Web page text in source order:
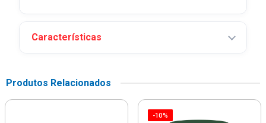
Características
Produtos Relacionados
-10%